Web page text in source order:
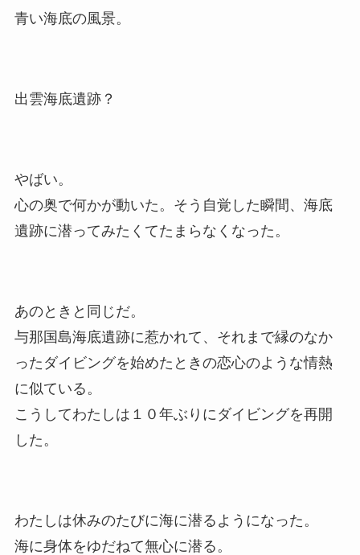
青い海底の風景。
出雲海底遺跡？
やばい。
心の奥で何かが動いた。そう自覚した瞬間、海底
遺跡に潜ってみたくてたまらなくなった。
あのときと同じだ。
与那国島海底遺跡に惹かれて、それまで縁のなか
ったダイビングを始めたときの恋心のような情熱
に似ている。
こうしてわたしは１０年ぶりにダイビングを再開
した。
わたしは休みのたびに海に潜るようになった。
海に身体をゆだねて無心に潜る。